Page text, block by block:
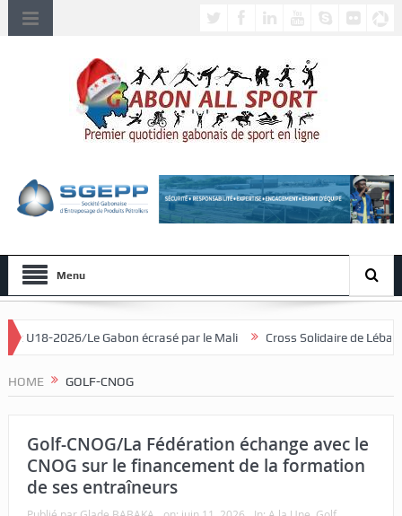
Menu
écrasé par le Mali Cross Solidaire de Lébamba/Lowa
HOME GOLF-CNOG
Golf-CNOG/La Fédération échange avec le
CNOG sur le financement de la formation
de ses entraîneurs